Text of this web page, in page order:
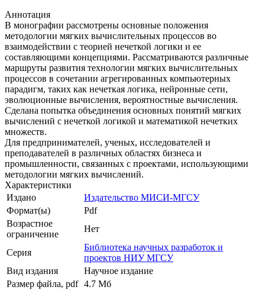
Аннотация
В монографии рассмотрены основные положения
методологии мягких вычислительных процессов во
взаимодействии с теорией нечеткой логики и ее
составляющими концепциями. Рассматриваются различные
маршруты развития технологии мягких вычислительных
процессов в сочетании агрегированных компьютерных
парадигм, таких как нечеткая логика, нейронные сети,
эволюционные вычисления, вероятностные вычисления.
Сделана попытка объединения основных понятий мягких
вычислений с нечеткой логикой и математикой нечетких
множеств.
Для предпринимателей, ученых, исследователей и
преподавателей в различных областях бизнеса и
промышленности, связанных с проектами, использующими
методологии мягких вычислений.
Характеристики
Издано
Издательство МИСИ-МГСУ
Формат(ы)
Pdf
Возрастное
ограничение
Нет
Серия
Библиотека научных разработок и
проектов НИУ МГСУ
Вид издания
Научное издание
Размер файла, pdf 4.7 Mб